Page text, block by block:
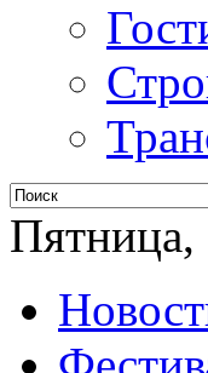
Пятница,